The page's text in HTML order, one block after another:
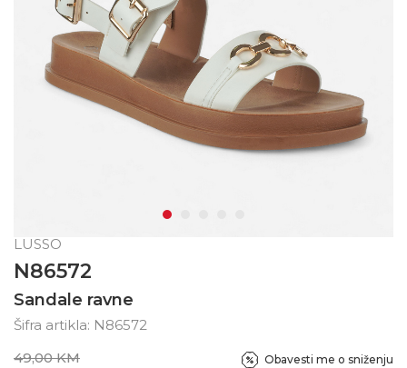
LUSSO
N86572
Sandale ravne
Šifra artikla: N86572
49,00 KM Obavesti me o sniženju